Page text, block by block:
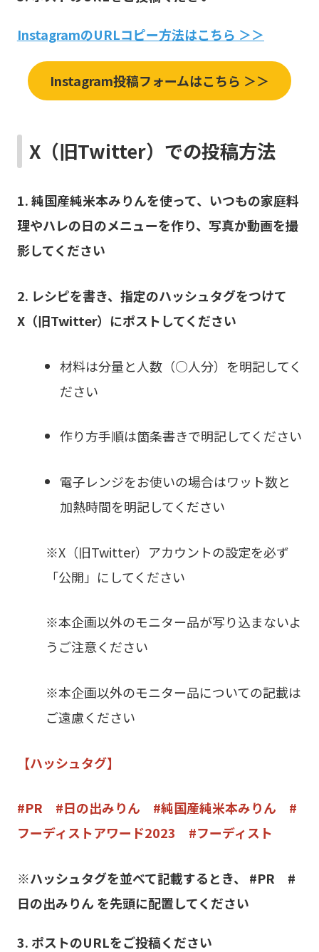
InstagramのURLコピー方法はこちら ＞＞
Instagram投稿フォームはこちら ＞＞
X（旧Twitter）での投稿方法
1.純国産純米本みりんを使って、いつもの家庭料
理やハレの日のメニューを作り、写真か動画を撮
影してください
2. レシピを書き、指定のハッシュタグをつけて
X（旧Twitter）にポストしてください
材料は分量と人数（○人分）を明記してく
ださい
作り方手順は箇条書きで明記してください
電子レンジをお使いの場合はワット数と
加熱時間を明記してください
※X（旧Twitter）アカウントの設定を必ず
「公開」にしてください
※本企画以外のモニター品が写り込まないよ
うご注意ください
※本企画以外のモニター品についての記載は
ご遠慮ください
【ハッシュタグ】
#PR #日の出みりん #純国産純米本みりん #
フーディストアワード2023 #フーディスト
※ハッシュタグを並べて記載するとき、 #PR #
日の出みりん を先頭に配置してください
3. ポストのURLをご投稿ください